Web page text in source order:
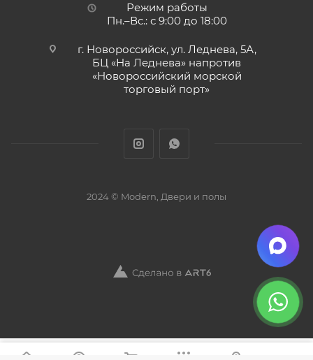
Режим работы
Пн.–Вс.: с 9:00 до 18:00
г. Новороссийск, ул. Леднева, 5А,
БЦ «На Леднева» напротив
«Новороссийский морской
торговый порт»
2024 © Modern, Двери и полы